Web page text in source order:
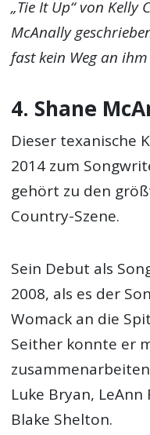
„Tie It Up“ von Kelly
McAnally
fast kein Weg an
4. Shane
Dieser texanische
2014 zum
gehört zu den
Country-Szene.
Sein Debut als
2008, als es der
Womack an die
Seither konnte er
Luke Bryan, LeAnn
Blake Shelton.